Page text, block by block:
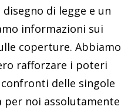
di legge e un
informazioni sui
coperture. Abbiamo
rafforzare i poteri
delle singole
per noi assolutamente